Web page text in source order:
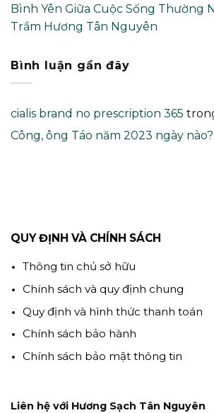
Bình Yên Giữa Cuộc Sống Thường
Trầm Hương Tân Nguyên
Bình luận gần đây
cialis brand no prescription 365
Công, ông Táo năm 2023 ngày nào?
QUY ĐỊNH VÀ CHÍNH SÁCH
Thông tin chủ sở hữu
Chính sách và quy định chung
Quy định và hình thức thanh toán
Chính sách bảo hành
Chính sách bảo mật thông tin
Liên hệ với Hương Sạch Tân Nguyên